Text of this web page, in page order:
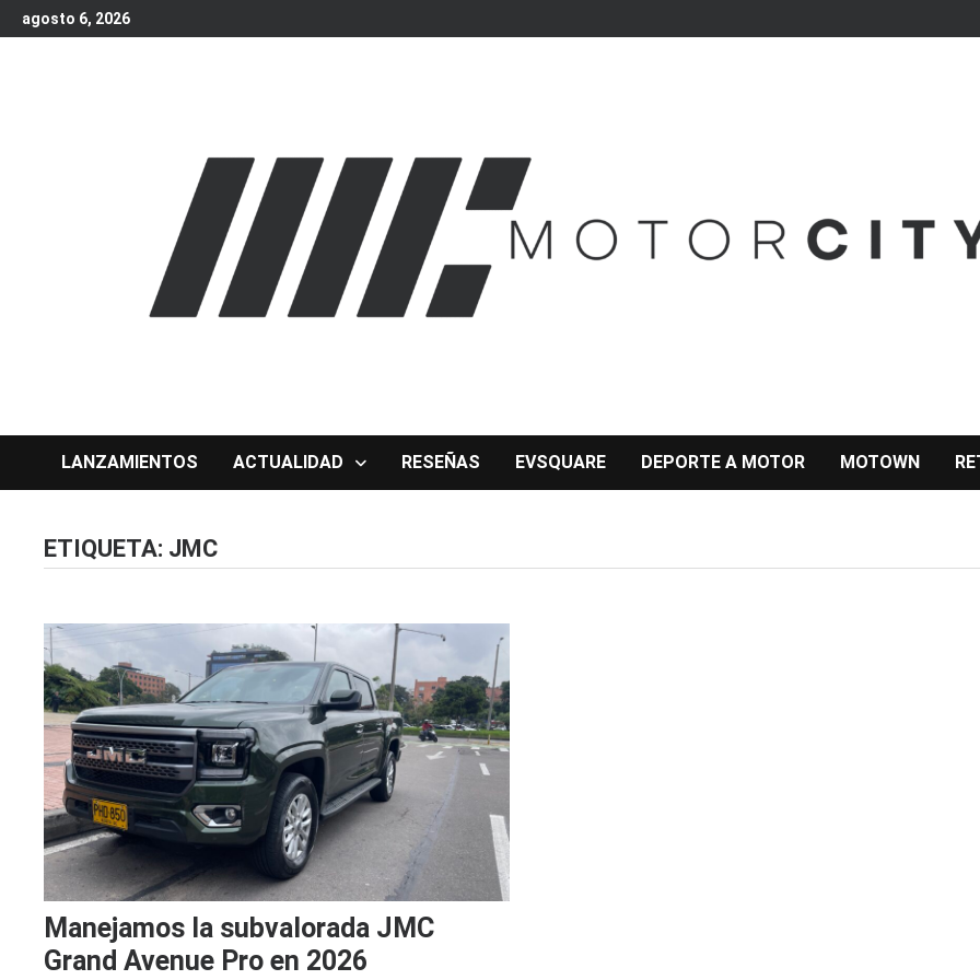
Skip
to
agosto 6, 2026
LANZAMIENTOS ACTUALIDAD RESEÑAS EVSQUARE DEPORTE A MOTOR MOTOWN
ETIQUETA: JMC
Manejamos la subvalorada JMC
Grand Avenue Pro en 2026